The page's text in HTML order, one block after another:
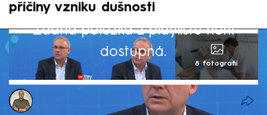
příčiny vzniku dušnosti
Žádná položka z playlistu není
dostupná.
8 fotografií
Antonin Roos
9. lis 2024, 09:27